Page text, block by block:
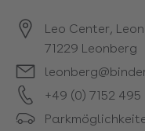
Leo Center,
71229 Leonberg
+49 (0) 7152 495